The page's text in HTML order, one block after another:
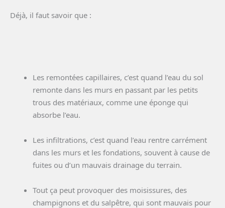
Déjà, il faut savoir que :
Les remontées capillaires, c’est quand l’eau du sol
remonte dans les murs en passant par les petits
trous des matériaux, comme une éponge qui
absorbe l’eau.
Les infiltrations, c’est quand l’eau rentre carrément
dans les murs et les fondations, souvent à cause de
fuites ou d’un mauvais drainage du terrain.
Tout ça peut provoquer des moisissures, des
champignons et du salpêtre, qui sont mauvais pour